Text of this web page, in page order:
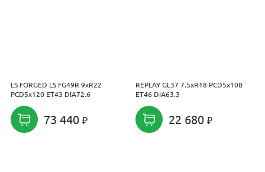
LS FORGED LS FG49R 9xR22
PCD5x120 ET43 DIA72.6
73 440
REPLAY GL37 7.5xR18 PCD5x108
ET46 DIA63.3
22 680